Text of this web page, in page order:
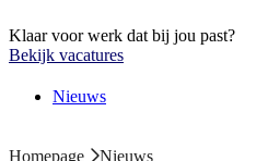
Klaar voor werk dat bij jou past?
Bekijk vacatures
Nieuws
Homepage Nieuws